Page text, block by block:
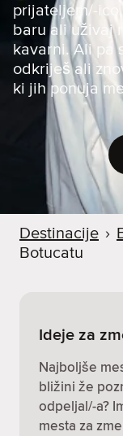
prijateljem/-
baru ali uživaj
kavarni. Ali pa
odkriješ ali
ki jih ponuja
Destinacije ›
Botucatu
Ideje za
Najboljše
bližini že
odpeljal/-a?
mesta za